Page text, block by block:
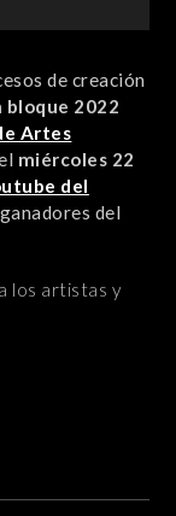
de creación
bloque 2022
Artes
miércoles 22
del
del
los artistas y